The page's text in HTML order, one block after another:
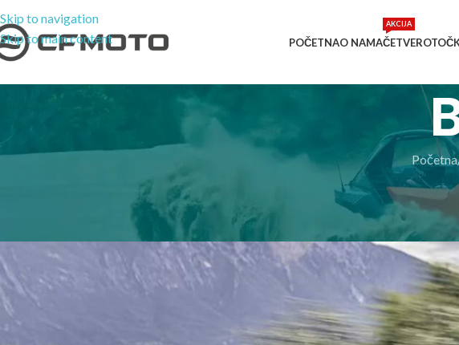
Skip to navigation
Skip to main content
POČETNAO NAMA
AKCIJA
Početna
MOTOCIKLI I SKUTERI
Pripremite svoj motocikl za novu
On 23/02/2022